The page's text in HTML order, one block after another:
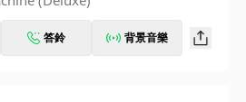
答鈴 背景音樂